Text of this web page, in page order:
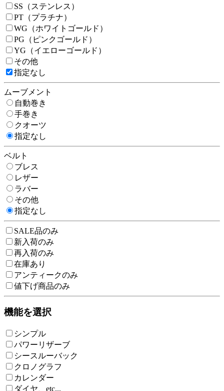
SS（ステンレス）
PT（プラチナ）
WG（ホワイトゴールド）
PG（ピンクゴールド）
YG（イエローゴールド）
その他
指定なし
ムーブメント
自動巻き
手巻き
クオーツ
指定なし
ベルト
ブレス
レザー
ラバー
その他
指定なし
SALE品のみ
新入荷のみ
再入荷のみ
在庫あり
アンティークのみ
値下げ商品のみ
機能を選択
シンプル
パワーリザーブ
シースルーバック
クロノグラフ
カレンダー
ダイヤ、etc...